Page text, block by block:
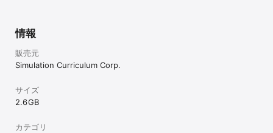
- タイムゾーンをまたぐときや夏時間の境界で、日付と時刻
- 木星の衛星と土星の衛星タイタンの位置を修正し、惑星の
精度を向上させました。
を修正しました。
SkySafari をご利用いただきありがとうございます。良い星
情報
販売元
Simulation Curriculum Corp.
サイズ
2.6 GB
カテゴリ